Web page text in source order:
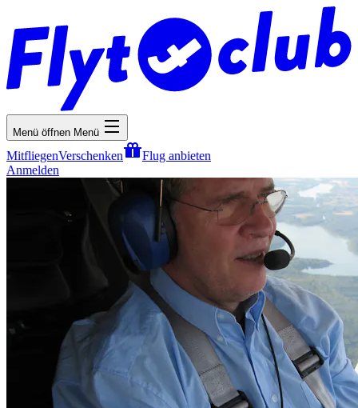
Menü öffnen Menü
MitfliegenVerschenken
Flug anbieten
Anmelden